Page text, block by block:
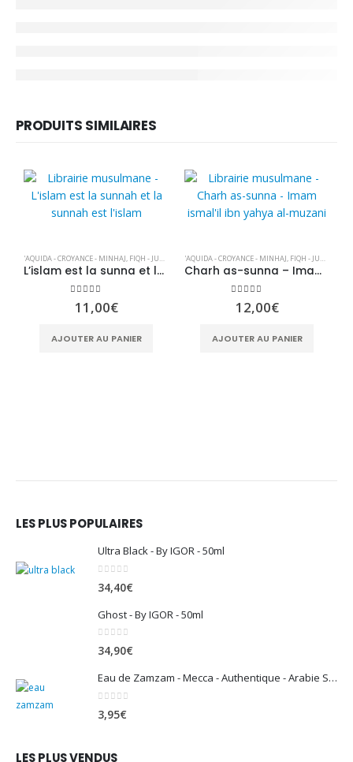
PRODUITS SIMILAIRES
'AQUIDA - CROYANCE - MINHAJ, FIQH - JURISPRUDENCE ,HADITH,RECOMMANDATIONS &
L’islam est la sunna et la sunna est l’islam
5.00 sur 5
11,00€
AJOUTER AU PANIER
'AQUIDA - CROYANCE - MINHAJ, FIQH - JURISPRUDENCE
Charh as-sunna – Imam Isma’îl Ibn Yahya Al-Muzanî
5.00 sur 5
12,00€
AJOUTER AU PANIER
LES PLUS POPULAIRES
Ultra Black - By IGOR - 50ml
34,40€
Ghost - By IGOR - 50ml
0 sur 5
34,90€
Eau de Zamzam - Mecca - Authentique - Arabie Saoudite - 500 ml
3,95€
LES PLUS VENDUS